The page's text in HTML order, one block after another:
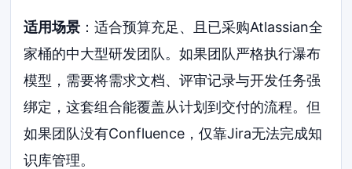
适用场景 ：适合预算充足、且已采购Atlassian全
家桶的中大型研发团队。如果团队严格执行瀑布
模型，需要将需求文档、评审记录与开发任务强
绑定，这套组合能覆盖从计划到交付的流程。但
如果团队没有Confluence，仅靠Jira无法完成知
识库管理。